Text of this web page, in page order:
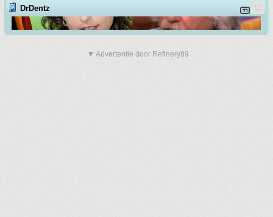
DrDentz
▼ Advertentie door Refinery89